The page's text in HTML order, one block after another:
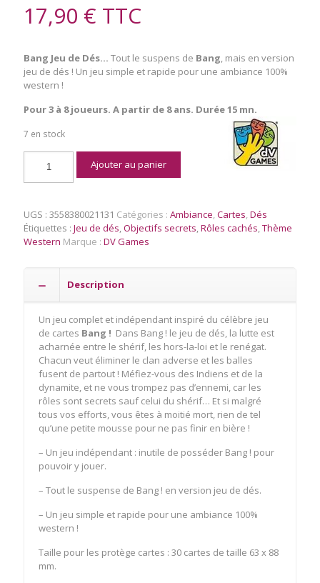
17,90 € TTC
Bang Jeu de Dés… Tout le suspens de Bang, mais en version
jeu de dés ! Un jeu simple et rapide pour une ambiance 100%
western !
Pour 3 à 8 joueurs. A partir de 8 ans. Durée 15 mn.
7 en stock
Bang!
Jeu
de
Dés
Ajouter au panier
UGS : 3558380021131 Catégories : Ambiance,Cartes,Dés
Étiquettes : Jeu de dés,Objectifs secrets,Rôles cachés,Thème
Western Marque : DV Games
Description
Un jeu complet et indépendant inspiré du célèbre jeu
de cartes Bang ! Dans Bang ! le jeu de dés, la lutte est
acharnée entre le shérif, les hors-la-loi et le renégat.
Chacun veut éliminer le clan adverse et les balles
fusent de partout ! Méfiez-vous des Indiens et de la
dynamite, et ne vous trompez pas d’ennemi, car les
rôles sont secrets sauf celui du shérif… Et si malgré
tous vos efforts, vous êtes à moitié mort, rien de tel
qu’une petite mousse pour ne pas finir en bière !
– Un jeu indépendant : inutile de posséder Bang ! pour
pouvoir y jouer.
– Tout le suspense de Bang ! en version jeu de dés.
– Un jeu simple et rapide pour une ambiance 100%
western !
Taille pour les protège cartes : 30 cartes de taille 63 x 88
mm.